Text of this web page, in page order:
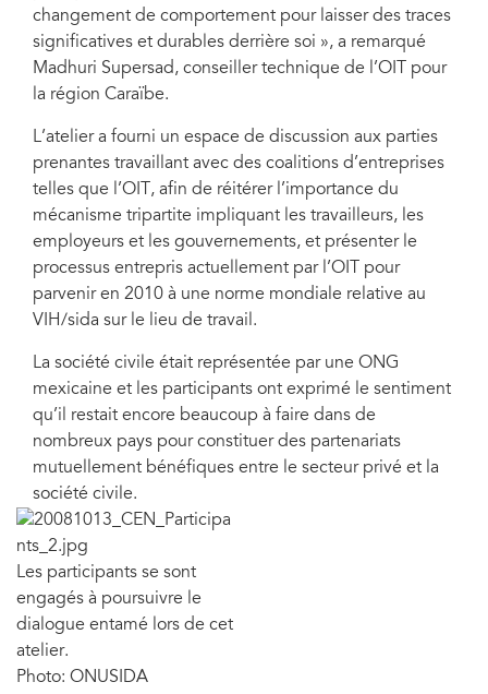
changement de comportement pour laisser des traces
significatives et durables derrière soi », a remarqué
Madhuri Supersad, conseiller technique de l’OIT pour
la région Caraïbe.
L’atelier a fourni un espace de discussion aux parties
prenantes travaillant avec des coalitions d’entreprises
telles que l’OIT, afin de réitérer l’importance du
mécanisme tripartite impliquant les travailleurs, les
employeurs et les gouvernements, et présenter le
processus entrepris actuellement par l’OIT pour
parvenir en 2010 à une norme mondiale relative au
VIH/sida sur le lieu de travail.
La société civile était représentée par une ONG
mexicaine et les participants ont exprimé le sentiment
qu’il restait encore beaucoup à faire dans de
nombreux pays pour constituer des partenariats
mutuellement bénéfiques entre le secteur privé et la
société civile.
Les participants se sont
engagés à poursuivre le
dialogue entamé lors de cet
atelier.
Photo: ONUSIDA